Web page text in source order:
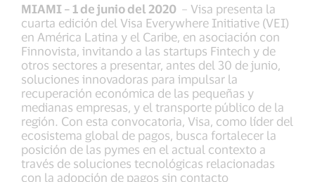
MIAMI – 1 de junio del 2020 – Visa presenta la
cuarta edición del Visa Everywhere Initiative (VEI)
en América Latina y el Caribe, en asociación con
Finnovista, invitando a las startups Fintech y de
otros sectores a presentar, antes del 30 de junio,
soluciones innovadoras para impulsar la
recuperación económica de las pequeñas y
medianas empresas, y el transporte público de la
región. Con esta convocatoria, Visa, como líder del
ecosistema global de pagos, busca fortalecer la
posición de las pymes en el actual contexto a
través de soluciones tecnológicas relacionadas
con la adopción de pagos sin contacto